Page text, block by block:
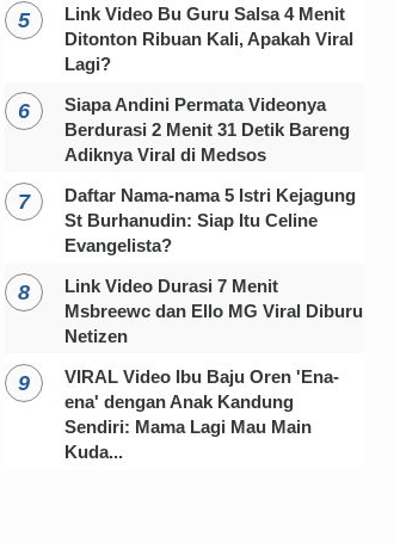
Link Video Bu Guru Salsa 4 Menit
Ditonton Ribuan Kali, Apakah Viral
Lagi?
Siapa Andini Permata Videonya
Berdurasi 2 Menit 31 Detik Bareng
Adiknya Viral di Medsos
Daftar Nama-nama 5 Istri Kejagung
St Burhanudin: Siap Itu Celine
Evangelista?
Link Video Durasi 7 Menit
Msbreewc dan Ello MG Viral Diburu
Netizen
VIRAL Video Ibu Baju Oren 'Ena-
ena' dengan Anak Kandung
Sendiri: Mama Lagi Mau Main
Kuda...